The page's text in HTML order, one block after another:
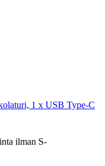
1 x USB Type-C
ilman S-